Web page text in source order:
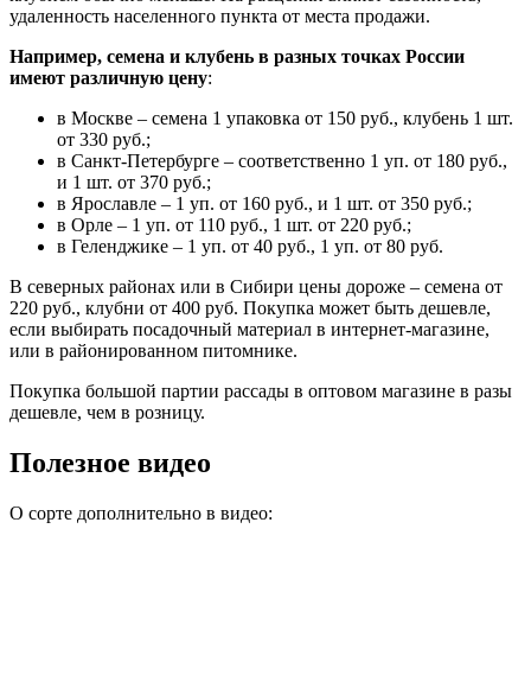
удаленность населенного пункта от места продажи.
Например, семена и клубень в разных точках России
имеют различную цену:
в Москве – семена 1 упаковка от 150 руб., клубень 1 шт.
от 330 руб.;
в Санкт-Петербурге – соответственно 1 уп. от 180 руб.,
и 1 шт. от 370 руб.;
в Ярославле – 1 уп. от 160 руб., и 1 шт. от 350 руб.;
в Орле – 1 уп. от 110 руб., 1 шт. от 220 руб.;
в Геленджике – 1 уп. от 40 руб., 1 уп. от 80 руб.
В северных районах или в Сибири цены дороже – семена от
220 руб., клубни от 400 руб. Покупка может быть дешевле,
если выбирать посадочный материал в интернет-магазине,
или в районированном питомнике.
Покупка большой партии рассады в оптовом магазине в разы
дешевле, чем в розницу.
Полезное видео
О сорте дополнительно в видео: